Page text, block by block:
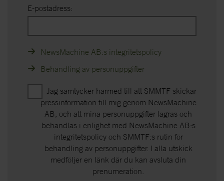
E-postadress:
NewsMachine AB:s integritetspolicy
Behandling av personuppgifter
Jag samtycker härmed till att SMMTF skickar
pressinformation till mig genom NewsMachine
AB, och att mina personuppgifter lagras och
behandlas i enlighet med NewsMachine AB:s
integritetspolicy och SMMTF:s rutin för
behandling av personuppgifter. I alla utskick
medföljer en länk där du kan avsluta din
prenumeration.